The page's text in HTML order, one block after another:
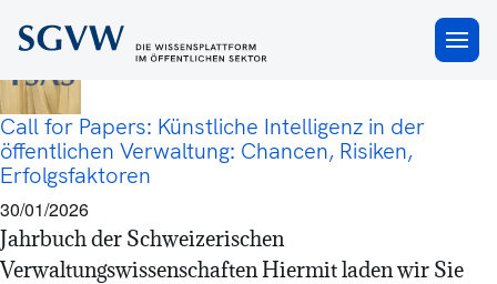
×
SGVW-Jahrbuch
Call for Papers: Künstliche Intelligenz in der
öffentlichen Verwaltung: Chancen, Risiken,
Erfolgsfaktoren
30/01/2026
Jahrbuch der Schweizerischen
Verwaltungswissenschaften Hiermit laden wir Sie